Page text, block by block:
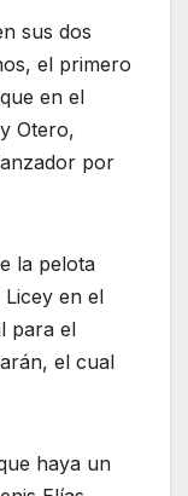
sus dos
el primero
en el
Otero,
por
la pelota
Licey en el
para el
el cual
haya un